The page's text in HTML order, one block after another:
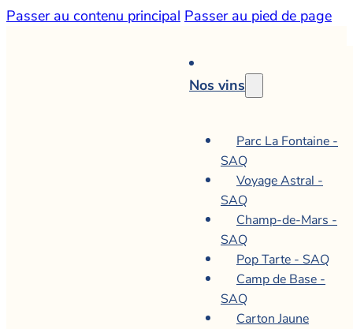
Passer au contenu principal Passer au pied de page
Nos vins
Parc La Fontaine -
SAQ
Voyage Astral -
SAQ
Champ-de-Mars -
SAQ
Pop Tarte - SAQ
Camp de Base -
SAQ
Carton Jaune